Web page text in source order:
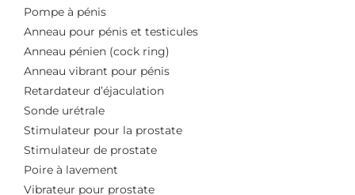
Pompe à pénis
Anneau pour pénis et testicules
Anneau pénien (cock ring)
Anneau vibrant pour pénis
Retardateur d’éjaculation
Sonde urétrale
Stimulateur pour la prostate
Stimulateur de prostate
Poire à lavement
Vibrateur pour prostate